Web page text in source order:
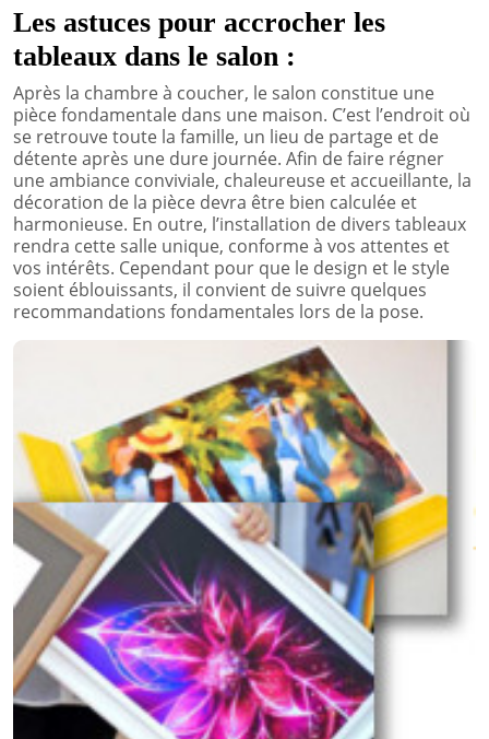
Les astuces pour accrocher les
tableaux dans le salon :
Après la chambre à coucher, le salon constitue une
pièce fondamentale dans une maison. C’est l’endroit où
se retrouve toute la famille, un lieu de partage et de
détente après une dure journée. Afin de faire régner
une ambiance conviviale, chaleureuse et accueillante, la
décoration de la pièce devra être bien calculée et
harmonieuse. En outre, l’installation de divers tableaux
rendra cette salle unique, conforme à vos attentes et
vos intérêts. Cependant pour que le design et le style
soient éblouissants, il convient de suivre quelques
recommandations fondamentales lors de la pose.